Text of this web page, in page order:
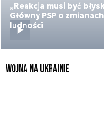
„Reakcja musi być
Główny PSP o
ludności
Wojna na Ukrainie